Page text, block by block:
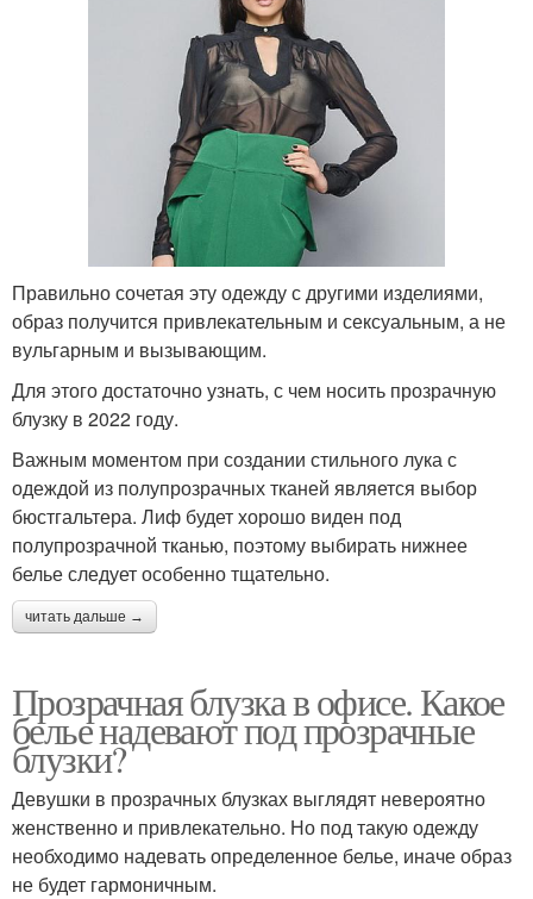
Правильно сочетая эту одежду с другими изделиями,
образ получится привлекательным и сексуальным, а не
вульгарным и вызывающим.
Для этого достаточно узнать, с чем носить прозрачную
блузку в 2022 году.
Важным моментом при создании стильного лука с
одеждой из полупрозрачных тканей является выбор
бюстгальтера. Лиф будет хорошо виден под
полупрозрачной тканью, поэтому выбирать нижнее
белье следует особенно тщательно.
читать дальше →
Прозрачная блузка в офисе. Какое
белье надевают под прозрачные
блузки?
Девушки в прозрачных блузках выглядят невероятно
женственно и привлекательно. Но под такую одежду
необходимо надевать определенное белье, иначе образ
не будет гармоничным.